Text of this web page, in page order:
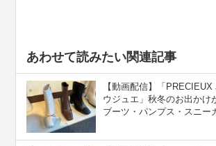
あわせて読みたい関連記事
【動画配信】「
ウジュエ」秋冬のお出かけ
ブーツ・パンプス・スニー